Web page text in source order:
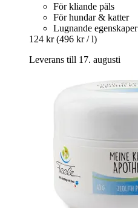
För kliande päls
För hundar & katter
Lugnande egenskaper
124 kr (496 kr / l)
Leverans till 17. augusti